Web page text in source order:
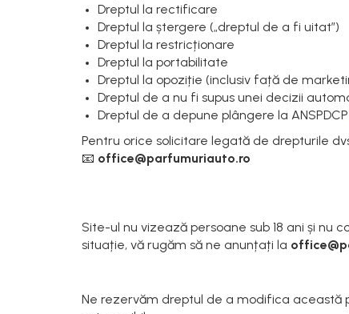
Dreptul la rectificare
Dreptul la ștergere („dreptul de a fi uitat”)
Dreptul la restricționare
Dreptul la portabilitate
Dreptul la opoziție (inclusiv față de
Dreptul de a nu fi supus unei decizii
Dreptul de a depune plângere la
Pentru orice solicitare legată de drepturile
📧 office@parfumuriauto.ro
Site-ul nu vizează persoane sub 18 ani și
situație, vă rugăm să ne anunțați la
Ne rezervăm dreptul de a modifica această